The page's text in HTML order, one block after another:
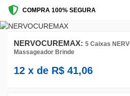
COMPRA 100% SEGURA
NERVOCUREMAX: 5 Caixas
Massageador Brinde
12 x de R$ 41,06